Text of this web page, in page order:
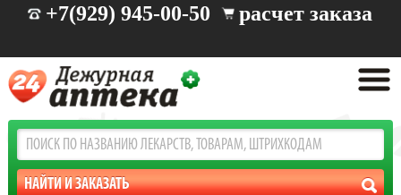
+7(929) 945-00-50 расчет заказа